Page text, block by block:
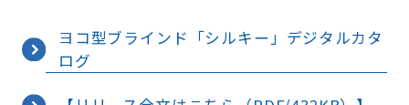
ヨコ型ブラインド「シルキー」デジタルカタ
ログ